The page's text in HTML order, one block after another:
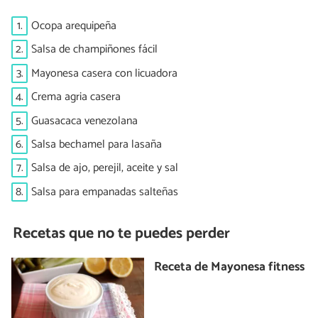
1. Ocopa arequipeña
2. Salsa de champiñones fácil
3. Mayonesa casera con licuadora
4. Crema agria casera
5. Guasacaca venezolana
6. Salsa bechamel para lasaña
7. Salsa de ajo, perejil, aceite y sal
8. Salsa para empanadas salteñas
Recetas que no te puedes perder
Receta de Mayonesa fitness